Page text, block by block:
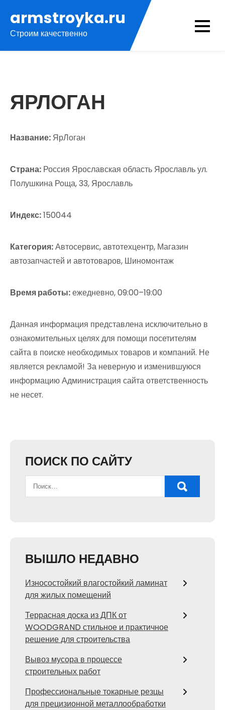
содержимому
armstroyka.ru
Строим качественно
ЯРЛОГАН
Название: ЯрЛоган
Страна: Россия Ярославская область Ярославль ул.
Полушкина Роща, 33, Ярославль
Индекс:150044
Категория:Автосервис, автотехцентр, Магазин
автозапчастей и автотоваров, Шиномонтаж
Время работы:ежедневно, 09:00–19:00
Данная информация представлена исключительно в
ознакомительных целях для помощи посетителям
сайта в поиске необходимых товаров и компаний. Не
является рекламой! За неверную и изменившуюся
информацию Администрация сайта ответственность
не несет.
ПОИСК ПО САЙТУ
ВЫШЛО НЕДАВНО
Износостойкий влагостойкий ламинат
для жилых помещений
Террасная доска из ДПК от
WOODGRAND стильное и практичное
решение для строительства
Вывоз мусора в процессе
строительных работ
Профессиональные токарные резцы
для прецизионной металлообработки